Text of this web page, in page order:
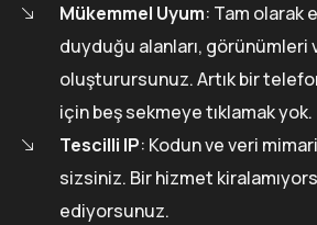
Mükemmel Uyum: Tam olarak
duyduğu alanları, görünümleri
oluşturursunuz. Artık bir
için beş sekmeye tıklamak yok.
Tescilli IP: Kodun ve veri
sizsiniz. Bir hizmet
ediyorsunuz.